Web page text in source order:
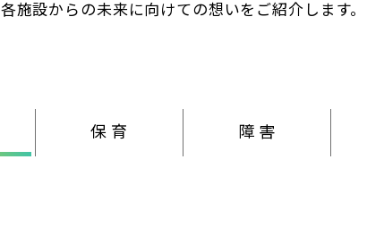
各施設からの未来に向けての想いをご紹介します。
保 育 障 害